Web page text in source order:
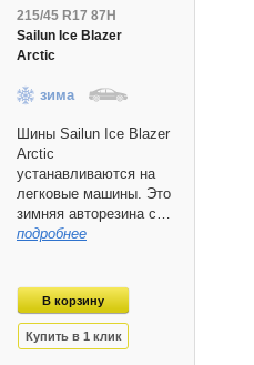
215/45 R17 87H
Sailun Ice Blazer
Arctic
зима
Шины Sailun Ice Blazer
Arctic
устанавливаются на
легковые машины. Это
зимняя авторезина с…
подробнее